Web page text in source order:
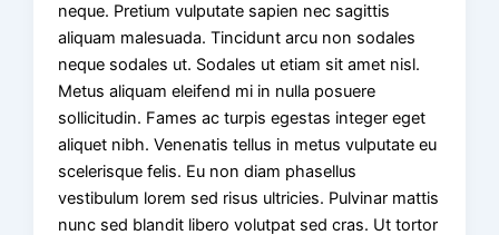
neque. Pretium vulputate sapien nec sagittis
aliquam malesuada. Tincidunt arcu non sodales
neque sodales ut. Sodales ut etiam sit amet nisl.
Metus aliquam eleifend mi in nulla posuere
sollicitudin. Fames ac turpis egestas integer eget
aliquet nibh. Venenatis tellus in metus vulputate eu
scelerisque felis. Eu non diam phasellus
vestibulum lorem sed risus ultricies. Pulvinar mattis
nunc sed blandit libero volutpat sed cras. Ut tortor